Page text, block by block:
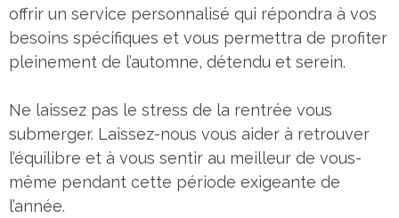
offrir un service personnalisé qui répondra à vos
besoins spécifiques et vous permettra de profiter
pleinement de l’automne, détendu et serein.
Ne laissez pas le stress de la rentrée vous
submerger. Laissez-nous vous aider à retrouver
l’équilibre et à vous sentir au meilleur de vous-
même pendant cette période exigeante de
l’année.